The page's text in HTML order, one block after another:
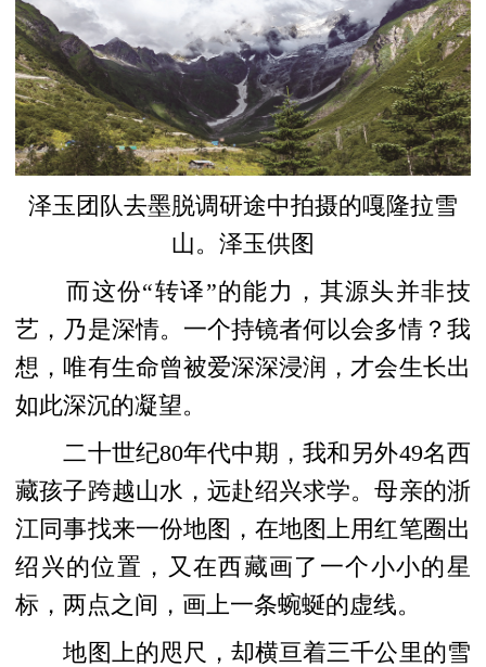
泽玉团队去墨脱调研途中拍摄的嘎隆拉雪
山。泽玉供图
而这份“转译”的能力，其源头并非技
艺，乃是深情。一个持镜者何以会多情？我
想，唯有生命曾被爱深深浸润，才会生长出
如此深沉的凝望。
二十世纪80年代中期，我和另外49名西
藏孩子跨越山水，远赴绍兴求学。母亲的浙
江同事找来一份地图，在地图上用红笔圈出
绍兴的位置，又在西藏画了一个小小的星
标，两点之间，画上一条蜿蜒的虚线。
地图上的咫尺，却横亘着三千公里的雪